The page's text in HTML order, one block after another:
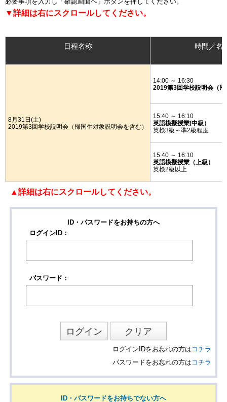
▼詳細は右にスクロールしてください。
日程名称 時間／名
8月31日(土)
2019第3回学校説明会（帰国生対象説明会を含む）
14:00 ～ 16:30
2019第3回学校説明会（
15:40 ～ 16:10
英語模擬授業(中級）
英検3級～準2級程度
15:40 ～ 16:10
英語模擬授業（上級）
英検2級以上
▲詳細は右にスクロールしてください。
ID・パスワードをお持ちの方へ
ログインID：
パスワード：
ログインIDをお忘れの方は コチラ
パスワードをお忘れの方は コチラ
ID・パスワードをお持ちでない方へ